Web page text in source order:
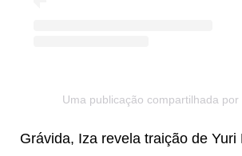
Uma publicação compartilhada por
Grávida, Iza revela traição de Yuri